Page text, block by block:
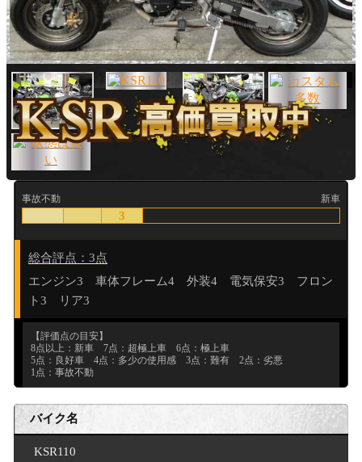
事故不動 新車
3
総合評点：3点
エンジン3 車体フレーム4 外装4 電気保安3 フロン
ト3 リア3
【評価点の目安】
8点以上：新車 7点：超極上車 6点：極上車
5点：良好車 4点：多少の使用感 3点：難有 2点：劣悪
1点：事故不動
バイク名
KSR110